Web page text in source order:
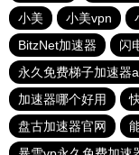
小美
小美vpn
BitzNet加速器
闪
永久免费梯子加速器
加速器哪个好用
盘古加速器官网